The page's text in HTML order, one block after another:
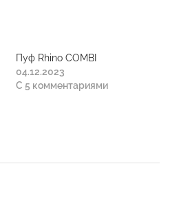
Пуф Rhino COMBI
04.12.2023
С 5 комментариями